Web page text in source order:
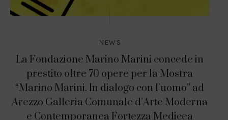
NEWS
La Fondazione Marino Marini concede in
prestito oltre 70 opere per la Mostra
“Marino Marini. In dialogo con l’uomo” ad
Arezzo Galleria Comunale d’Arte Moderna
e Contemporanea Fortezza Medicea